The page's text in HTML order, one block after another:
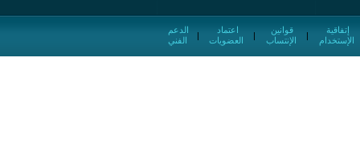
الفني
|
العضويات
|
الإنتساب
|
الإستخدام